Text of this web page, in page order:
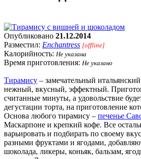
Опубликовано 21.12.2014
Разместил: Enchantress [offline]
Калорийность: Не указана
Время приготовления: Не указано
Тирамису – замечательный
нежный, вкусный, эффектный.
считанные минуты, а удовольствие
дегустации торта, на приготовление
Основа любого тирамису – печенье
Маскарпоне и крепкий кофе. Все
варьировать и подбирать по своему
разными фруктами и ягодами,
шоколада, ликеры, коньяк, бальзам,